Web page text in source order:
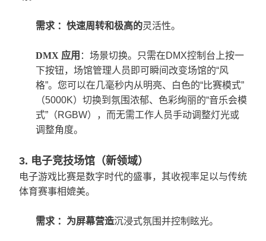
需求 ：快速周转和极高的灵活性。
DMX 应用 ：场景切换。只需在DMX控制台上按一
下按钮，场馆管理人员即可瞬间改变场馆的“风
格”。您可以在几毫秒内从明亮、白色的“比赛模式”
（5000K）切换到氛围浓郁、色彩绚丽的“音乐会模
式”（RGBW），而无需工作人员手动调整灯光或
调整角度。
3. 电子竞技场馆（新领域）
电子游戏比赛是数字时代的盛事，其收视率足以与传统
体育赛事相媲美。
需求 ：为屏幕营造沉浸式氛围并控制眩光。